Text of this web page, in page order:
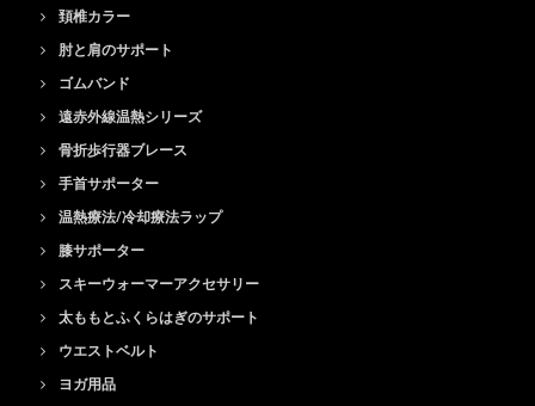
頚椎カラー
肘と肩のサポート
ゴムバンド
遠赤外線温熱シリーズ
骨折歩行器ブレース
手首サポーター
温熱療法/冷却療法ラップ
膝サポーター
スキーウォーマーアクセサリー
太ももとふくらはぎのサポート
ウエストベルト
ヨガ用品